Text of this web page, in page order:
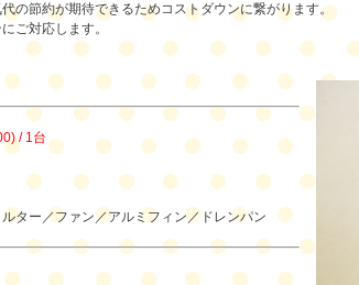
の節約が期待できるためコストダウンに繋がります。
ご対応します。
/ 1台
ター／ファン／アルミフィン／ドレンパン